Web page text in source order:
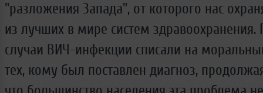
"разложения Запада", от которого нас
из лучших в мире систем здравоохранения.
случаи ВИЧ-инфекции списали на
тех, кому был поставлен диагноз,